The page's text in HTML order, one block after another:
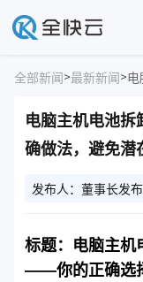
全部新闻>最新新闻>
电脑主机电池
确做法，避免潜
发布人：董事长发
标题：电脑主机
——你的正确选